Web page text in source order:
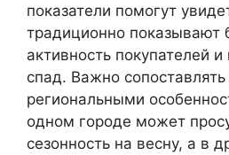
показатели помогут
традиционно показывают
активность покупателей
спад. Важно
региональными
одном городе может
сезонность на весну, а в